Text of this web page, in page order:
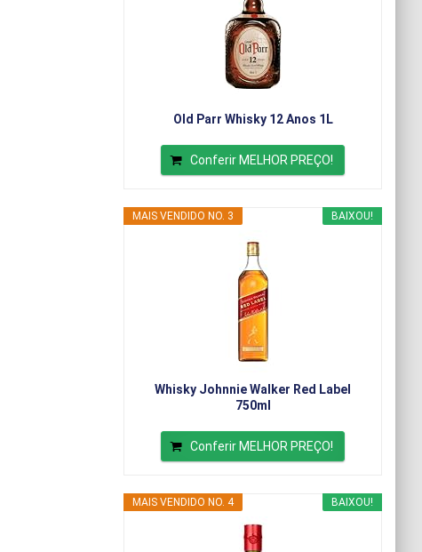
Old Parr Whisky 12 Anos 1L
Conferir MELHOR PREÇO!
BAIXOU!
MAIS VENDIDO NO. 3
Whisky Johnnie Walker Red Label
750ml
Conferir MELHOR PREÇO!
BAIXOU!
MAIS VENDIDO NO. 4